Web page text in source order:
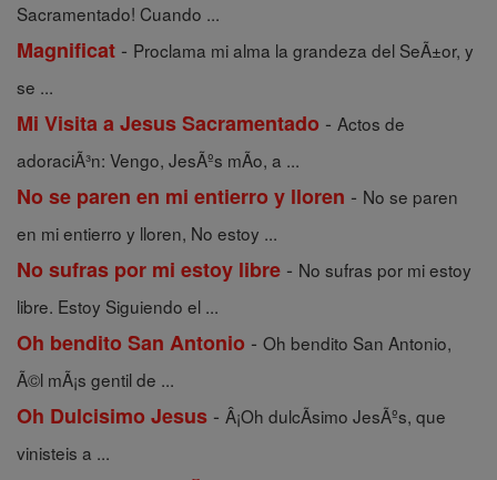
Sacramentado! Cuando ...
Magnificat - Proclama mi alma la grandeza del SeÃ±or, y
se ...
Mi Visita a Jesus Sacramentado - Actos de
adoraciÃ³n: Vengo, JesÃºs mÃ­o, a ...
No se paren en mi entierro y lloren - No se paren
en mi entierro y lloren, No estoy ...
No sufras por mi estoy libre - No sufras por mi estoy
libre. Estoy Siguiendo el ...
Oh bendito San Antonio - Oh bendito San Antonio,
Ã©l mÃ¡s gentil de ...
Oh Dulcisimo Jesus - Â¡Oh dulcÃ­simo JesÃºs, que
vinisteis a ...